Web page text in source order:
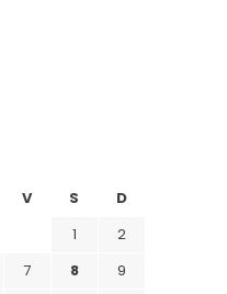
V S
D
1
2
7 8
9